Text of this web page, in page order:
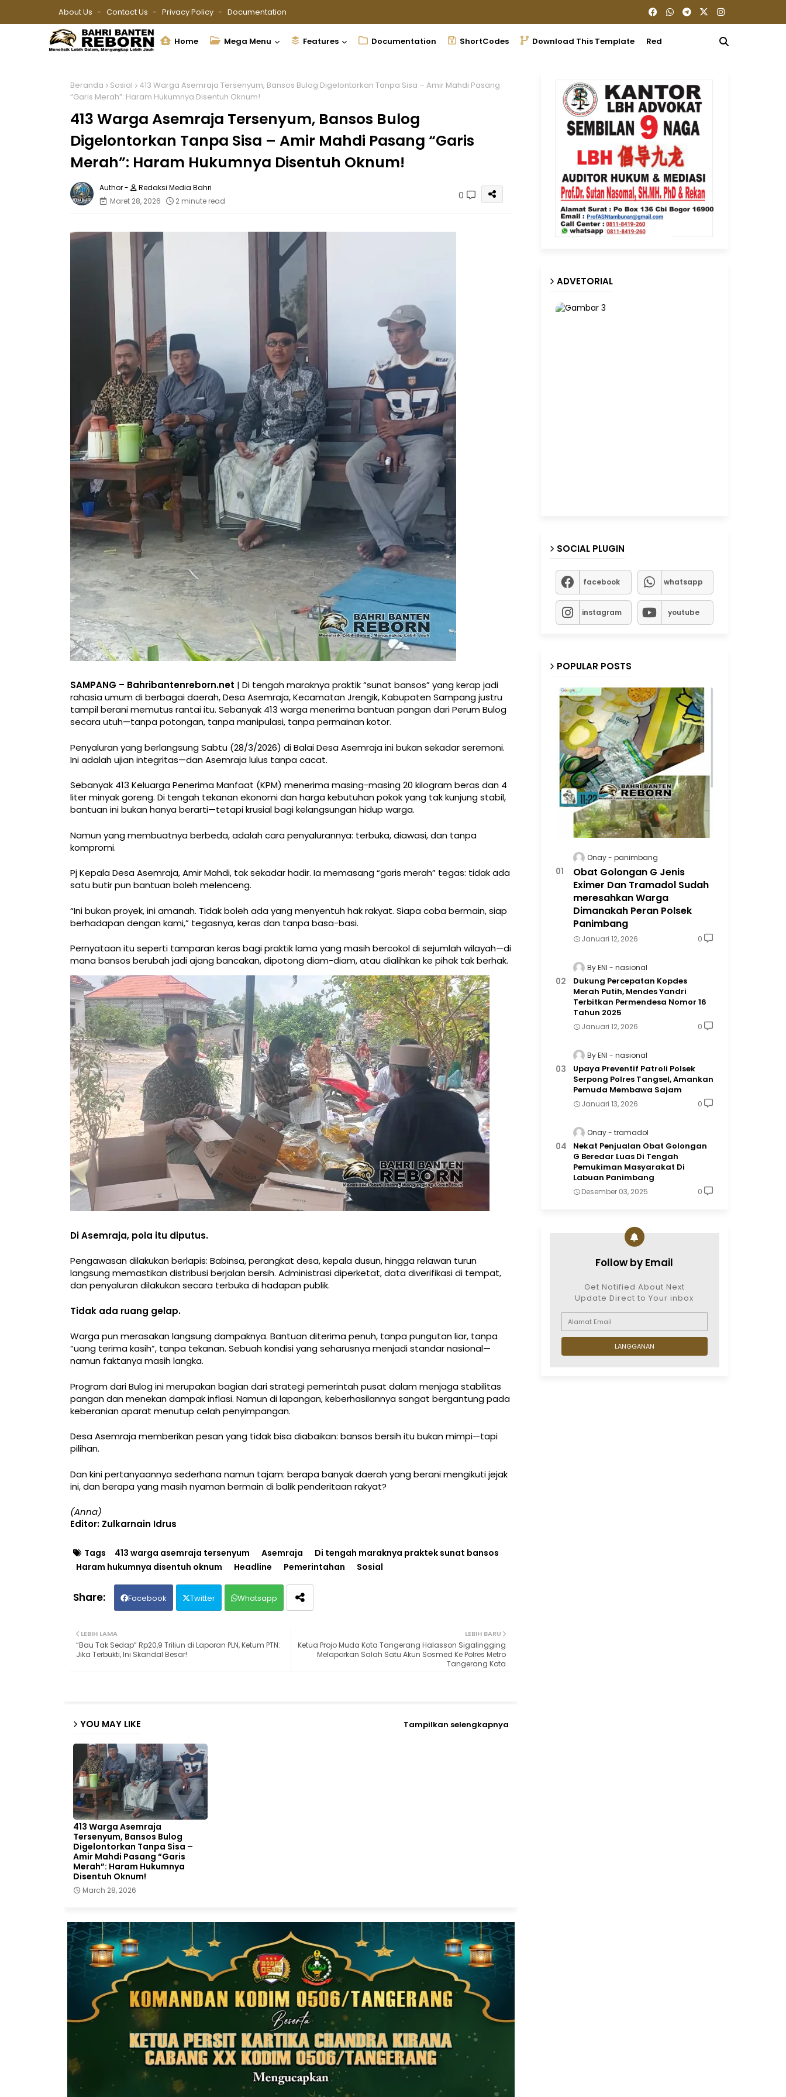
About Us Contact Us Privacy Policy Documentation
Home Mega Menu Features Documentation ShortCodes Download This Template Redaksi
Beranda Sosial
413 Warga Asemraja Tersenyum, Bansos Bulog Digelontorkan Tanpa Sisa – Amir Mahdi Pasang
“Garis Merah”: Haram Hukumnya Disentuh Oknum!
413 Warga Asemraja Tersenyum, Bansos Bulog
Digelontorkan Tanpa Sisa – Amir Mahdi Pasang “Garis
Merah”: Haram Hukumnya Disentuh Oknum!
Redaksi Media Bahri
Maret 28, 2026
2 minute read 0
SAMPANG – Bahribantenreborn.net | Di tengah maraknya praktik “sunat bansos” yang kerap jadi
rahasia umum di berbagai daerah, Desa Asemraja, Kecamatan Jrengik, Kabupaten Sampang justru
tampil berani memutus rantai itu. Sebanyak 413 warga menerima bantuan pangan dari Perum Bulog
secara utuh—tanpa potongan, tanpa manipulasi, tanpa permainan kotor.
Penyaluran yang berlangsung Sabtu (28/3/2026) di Balai Desa Asemraja ini bukan sekadar seremoni.
Ini adalah ujian integritas—dan Asemraja lulus tanpa cacat.
Sebanyak 413 Keluarga Penerima Manfaat (KPM) menerima masing-masing 20 kilogram beras dan 4
liter minyak goreng. Di tengah tekanan ekonomi dan harga kebutuhan pokok yang tak kunjung stabil,
bantuan ini bukan hanya berarti—tetapi krusial bagi kelangsungan hidup warga.
Namun yang membuatnya berbeda, adalah cara penyalurannya: terbuka, diawasi, dan tanpa
kompromi.
Pj Kepala Desa Asemraja, Amir Mahdi, tak sekadar hadir. Ia memasang “garis merah” tegas: tidak ada
satu butir pun bantuan boleh melenceng.
“Ini bukan proyek, ini amanah. Tidak boleh ada yang menyentuh hak rakyat. Siapa coba bermain, siap
berhadapan dengan kami,” tegasnya, keras dan tanpa basa-basi.
Pernyataan itu seperti tamparan keras bagi praktik lama yang masih bercokol di sejumlah wilayah—di
mana bansos berubah jadi ajang bancakan, dipotong diam-diam, atau dialihkan ke pihak tak berhak.
Di Asemraja, pola itu diputus.
Pengawasan dilakukan berlapis: Babinsa, perangkat desa, kepala dusun, hingga relawan turun
langsung memastikan distribusi berjalan bersih. Administrasi diperketat, data diverifikasi di tempat,
dan penyaluran dilakukan secara terbuka di hadapan publik.
Tidak ada ruang gelap.
Warga pun merasakan langsung dampaknya. Bantuan diterima penuh, tanpa pungutan liar, tanpa
“uang terima kasih”, tanpa tekanan. Sebuah kondisi yang seharusnya menjadi standar nasional—
namun faktanya masih langka.
Program dari Bulog ini merupakan bagian dari strategi pemerintah pusat dalam menjaga stabilitas
pangan dan menekan dampak inflasi. Namun di lapangan, keberhasilannya sangat bergantung pada
keberanian aparat menutup celah penyimpangan.
Desa Asemraja memberikan pesan yang tidak bisa diabaikan: bansos bersih itu bukan mimpi—tapi
pilihan.
Dan kini pertanyaannya sederhana namun tajam: berapa banyak daerah yang berani mengikuti jejak
ini, dan berapa yang masih nyaman bermain di balik penderitaan rakyat?
(Anna)
Editor: Zulkarnain Idrus
Tags 413 warga asemraja tersenyum Asemraja
Di tengah maraknya praktek sunat bansos
Haram hukumnya disentuh oknum
Headline Pemerintahan Sosial
Facebook Twitter Whatsapp
LEBIH BARU
Ketua Projo Muda Kota Tangerang Halasson Sigalingging
Melaporkan Salah Satu Akun Sosmed Ke Polres Metro
Tangerang Kota
LEBIH LAMA
“Bau Tak Sedap” Rp20,9 Triliun di Laporan PLN, Ketum PTN:
Jika Terbukti, Ini Skandal Besar!
YOU MAY LIKE Tampilkan selengkapnya
413 Warga Asemraja
Tersenyum, Bansos Bulog
Digelontorkan Tanpa Sisa –
Amir Mahdi Pasang “Garis
Merah”: Haram Hukumnya
Disentuh Oknum!
March 28, 2026
ADVETORIAL
SOCIAL PLUGIN
facebook whatsapp
instagram youtube
POPULAR POSTS
Onay panimbang
Obat Golongan G Jenis
Eximer Dan Tramadol Sudah
meresahkan Warga
Dimanakah Peran Polsek
Panimbang
Januari 12, 2026 0
By ENI nasional
Dukung Percepatan Kopdes
Merah Putih, Mendes Yandri
Terbitkan Permendesa Nomor 16
Tahun 2025
Januari 12, 2026 0
By ENI nasional
Upaya Preventif Patroli Polsek
Serpong Polres Tangsel, Amankan
Pemuda Membawa Sajam
Januari 13, 2026 0
Onay tramadol
Nekat Penjualan Obat Golongan
G Beredar Luas Di Tengah
Pemukiman Masyarakat Di
Labuan Panimbang
Desember 03, 2025 0
Follow by Email
Get Notified About Next
Update Direct to Your inbox